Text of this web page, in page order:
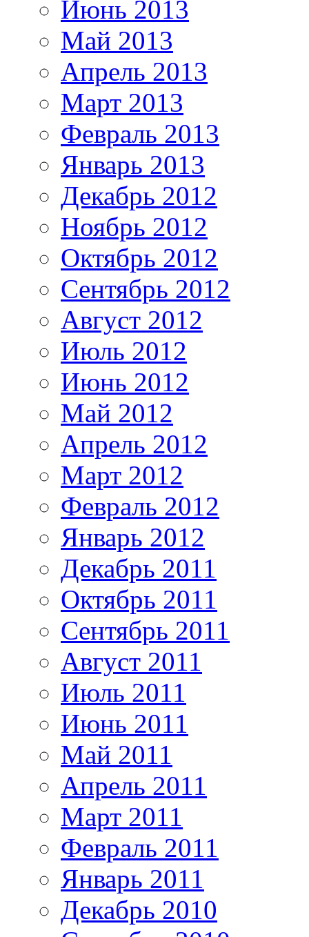
Июнь 2013
Май 2013
Апрель 2013
Март 2013
Февраль 2013
Январь 2013
Декабрь 2012
Ноябрь 2012
Октябрь 2012
Сентябрь 2012
Август 2012
Июль 2012
Июнь 2012
Май 2012
Апрель 2012
Март 2012
Февраль 2012
Январь 2012
Декабрь 2011
Октябрь 2011
Сентябрь 2011
Август 2011
Июль 2011
Июнь 2011
Май 2011
Апрель 2011
Март 2011
Февраль 2011
Январь 2011
Декабрь 2010